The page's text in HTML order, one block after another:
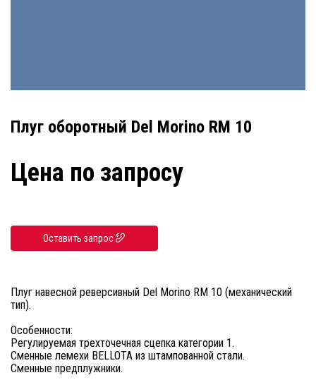
Плуг оборотный Del Morino RM 10
Цена по запросу
Оставить запрос
Плуг навесной реверсивный Del Morino RM 10 (механический
тип).
Особенности:
Регулируемая трехточечная сцепка категории 1.
Сменные лемехи BELLOTA из штампованной стали.
Сменные предплужники.